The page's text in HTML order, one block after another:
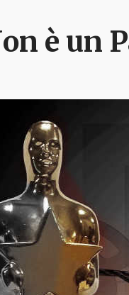
è un